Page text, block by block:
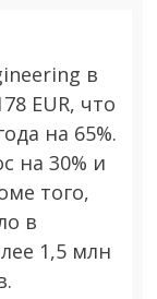
в
EUR, что
на 65%.
на 30% и
того,
в
1,5 млн